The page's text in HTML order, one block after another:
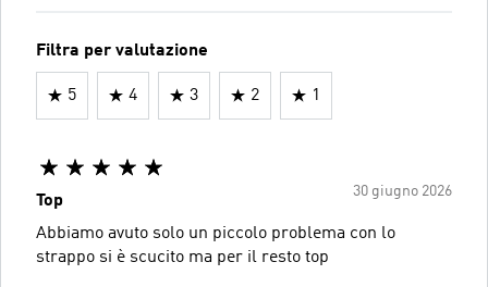
Filtra per valutazione
5 4 3 2 1
30 giugno 2026
Top
Abbiamo avuto solo un piccolo problema con lo
strappo si è scucito ma per il resto top